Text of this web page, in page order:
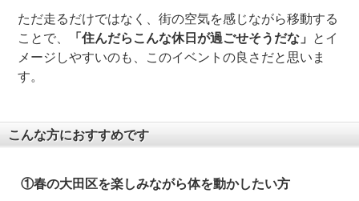
ただ走るだけではなく、街の空気を感じながら移動する
ことで、
「住んだらこんな休日が過ごせそうだな」 とイ
メージしやすいのも、このイベントの良さだと思いま
す。
こんな方におすすめです
①春の大田区を楽しみながら体を動かしたい方